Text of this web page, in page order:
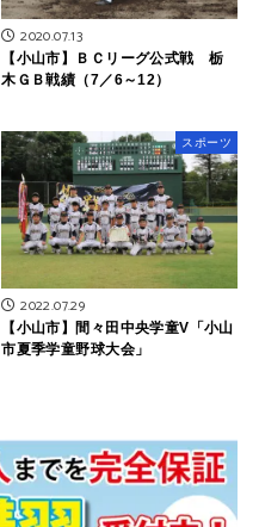
2020.07.13
【小山市】ＢＣリーグ公式戦 栃
木ＧＢ戦績（7／6～12）
スポーツ
2022.07.29
【小山市】間々田中央学童V「小山
市夏季学童野球大会」